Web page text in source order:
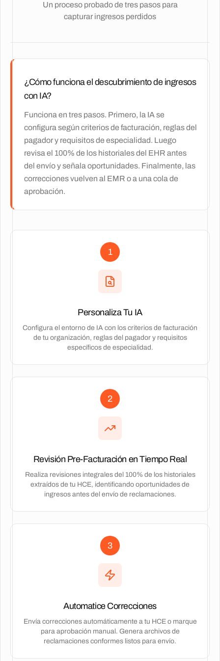
Un proceso probado de tres pasos para
capturar ingresos perdidos
¿Cómo funciona el descubrimiento de ingresos
con IA?
Funciona en tres pasos. Primero, la IA se
configura según criterios de facturación, reglas del
pagador y requisitos de especialidad. Luego
revisa el 100% de los historiales del EHR antes
del envío y señala oportunidades. Finalmente, las
correcciones vuelven al EMR o a una cola de
aprobación.
1
Personaliza Tu IA
Configura el entorno de IA con los criterios de facturación
de tu organización, reglas del pagador y requisitos
específicos de especialidad.
2
Revisión Pre-Facturación en Tiempo Real
Realiza revisiones integrales del 100% de los historiales
extraídos de tu HCE, identificando oportunidades de
ingresos antes del envío de reclamaciones.
3
Automatice Correcciones
Envía correcciones automáticamente a tu HCE o marque
para aprobación manual. Genera archivos de
reclamaciones conformes listos para envío.